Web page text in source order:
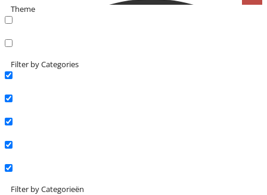
Theme
Filter by Categories
Filter by Categorieën